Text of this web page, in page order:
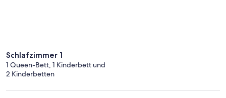
Schlafzimmer 1
1 Queen-Bett, 1 Kinderbett und
2 Kinderbetten